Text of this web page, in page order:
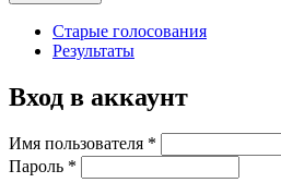
Старые голосования
Результаты
Вход в аккаунт
Имя пользователя *
Пароль *